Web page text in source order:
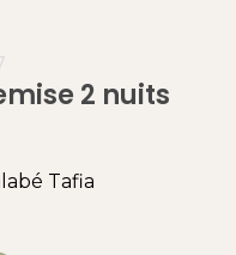
2 nuits
Tafia